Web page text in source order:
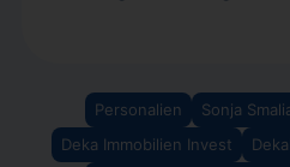
Personalien Sonja
Deka Immobilien Invest